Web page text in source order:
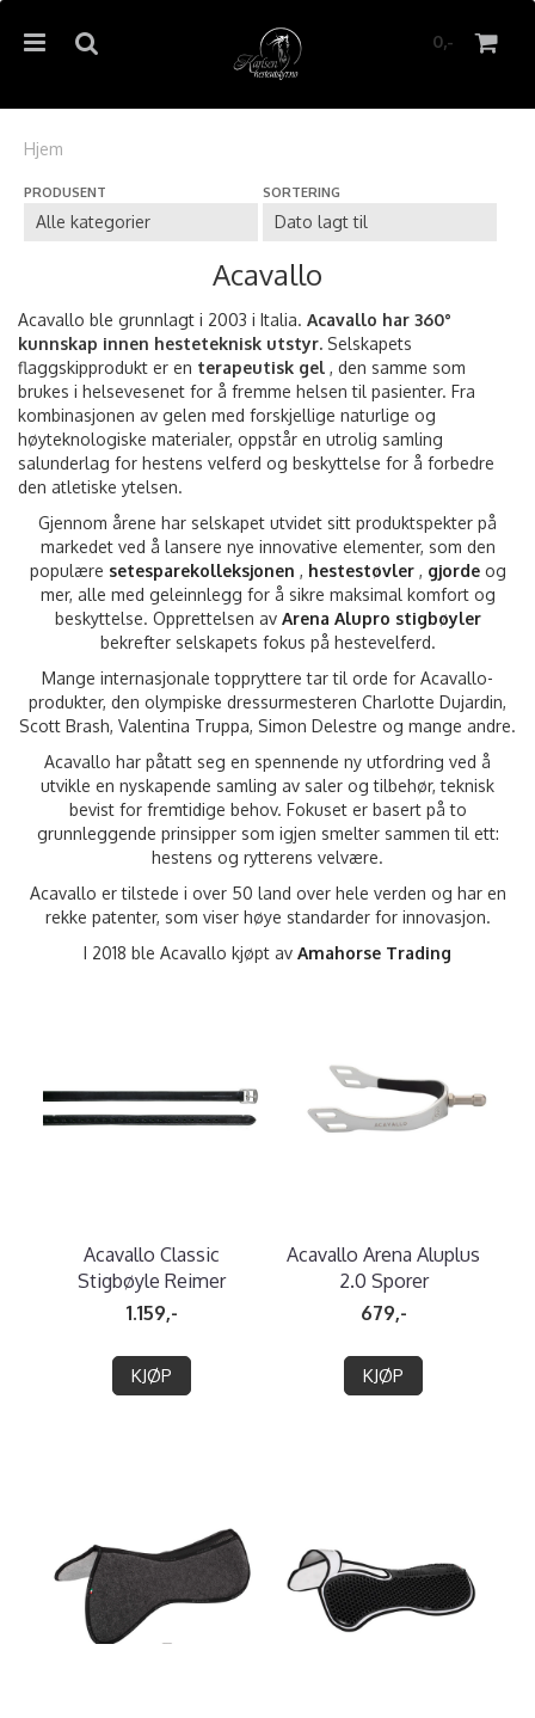
0,-
Hjem
PRODUSENT SORTERING
Acavallo
Acavallo ble grunnlagt i 2003 i Italia. Acavallo har 360°
kunnskap innen hesteteknisk utstyr. Selskapets
flaggskipprodukt er en terapeutisk gel , den samme som
brukes i helsevesenet for å fremme helsen til pasienter. Fra
kombinasjonen av gelen med forskjellige naturlige og
høyteknologiske materialer, oppstår en utrolig samling
salunderlag for hestens velferd og beskyttelse for å forbedre
den atletiske ytelsen.
Gjennom årene har selskapet utvidet sitt produktspekter på
markedet ved å lansere nye innovative elementer, som den
populære setesparekolleksjonen , hestestøvler, gjordeog
mer, alle med geleinnlegg for å sikre maksimal komfort og
beskyttelse. Opprettelsen av Arena Alupro stigbøyler
bekrefter selskapets fokus på hestevelferd.
Mange internasjonale toppryttere tar til orde for Acavallo-
produkter, den olympiske dressurmesteren Charlotte Dujardin,
Scott Brash, Valentina Truppa, Simon Delestre og mange andre.
Acavallo har påtatt seg en spennende ny utfordring ved å
utvikle en nyskapende samling av saler og tilbehør, teknisk
bevist for fremtidige behov. Fokuset er basert på to
grunnleggende prinsipper som igjen smelter sammen til ett:
hestens og rytterens velvære.
Acavallo er tilstede i over 50 land over hele verden og har en
rekke patenter, som viser høye standarder for innovasjon.
I 2018 ble Acavallo kjøpt av Amahorse Trading
Acavallo Classic
Stigbøyle Reimer
1.159,-
KJØP
Acavallo Arena Aluplus
2.0 Sporer
679,-
KJØP